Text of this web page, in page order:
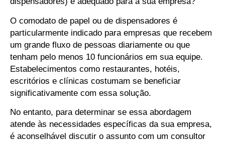
O comodato de papel ou de dispensadores é
particularmente indicado para empresas que recebem
um grande fluxo de pessoas diariamente ou que
tenham pelo menos 10 funcionários em sua equipe.
Estabelecimentos como restaurantes, hotéis,
escritórios e clínicas costumam se beneficiar
significativamente com essa solução.
No entanto, para determinar se essa abordagem
atende às necessidades específicas da sua empresa,
é aconselhável discutir o assunto com um consultor